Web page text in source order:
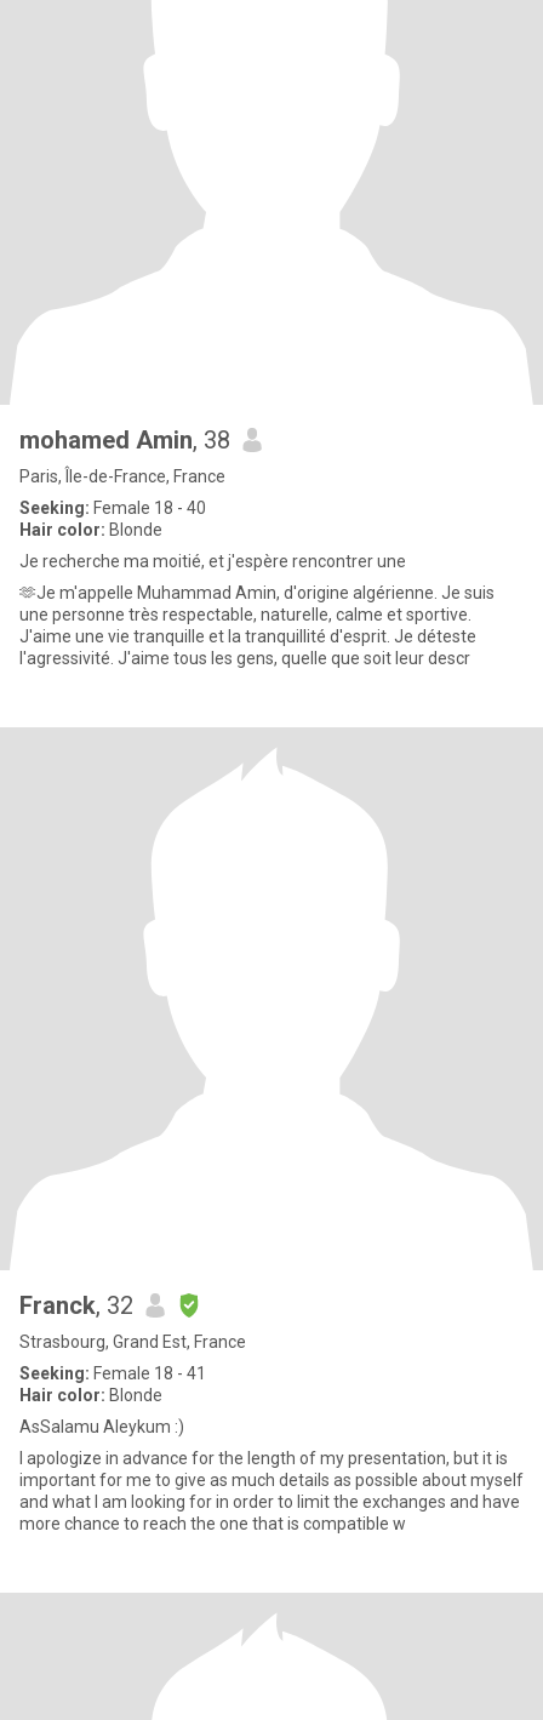
mohamed Amin, 38
Paris, Île-de-France, France
Seeking: Female 18 - 40
Hair color: Blonde
Je recherche ma moitié, et j'espère rencontrer une
🫶Je m'appelle Muhammad Amin, d'origine algérienne. Je suis
une personne très respectable, naturelle, calme et sportive.
J'aime une vie tranquille et la tranquillité d'esprit. Je déteste
l'agressivité. J'aime tous les gens, quelle que soit leur descr
Franck, 32
Strasbourg, Grand Est, France
Seeking: Female 18 - 41
Hair color: Blonde
AsSalamu Aleykum :)
I apologize in advance for the length of my presentation, but it is
important for me to give as much details as possible about myself
and what I am looking for in order to limit the exchanges and have
more chance to reach the one that is compatible w